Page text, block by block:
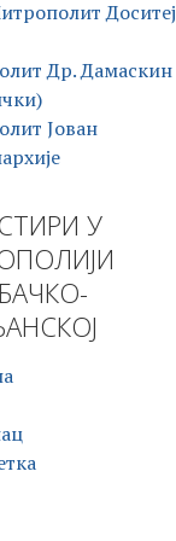
Доситеј
Др. Дамаскин
Јован
У